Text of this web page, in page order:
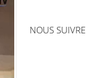
NOUS SUIVRE